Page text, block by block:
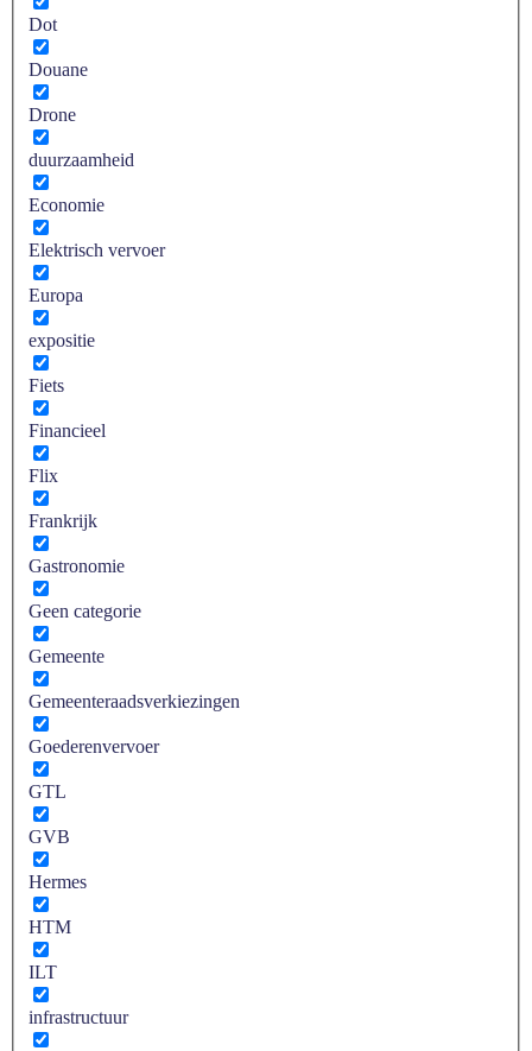
Dot
Douane
Drone
duurzaamheid
Economie
Elektrisch vervoer
Europa
expositie
Fiets
Financieel
Flix
Frankrijk
Gastronomie
Geen categorie
Gemeente
Gemeenteraadsverkiezingen
Goederenvervoer
GTL
GVB
Hermes
HTM
ILT
infrastructuur